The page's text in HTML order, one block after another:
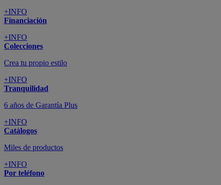
+INFO
Financiación
+INFO
Colecciones
Crea tu propio estilo
+INFO
Tranquilidad
6 años de Garantía Plus
+INFO
Catálogos
Miles de productos
+INFO
Por teléfono